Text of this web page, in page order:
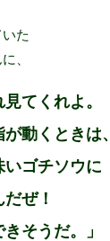
た
、
見てくれよ。
動くときは、
いゴチソウに
ぜ！
そうだ。」